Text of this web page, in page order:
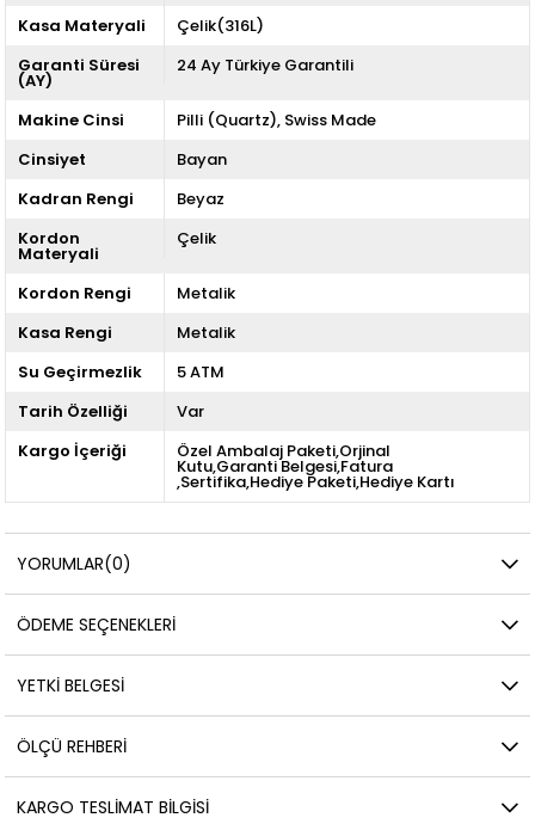
Kasa Materyali
Çelik(316L)
Garanti Süresi
(AY)
24 Ay Türkiye Garantili
Makine Cinsi Pilli (Quartz) Swiss Made
Cinsiyet
Bayan
Kadran Rengi
Beyaz
Kordon
Materyali
Çelik
Kordon Rengi
Metalik
Kasa Rengi
Metalik
Su Geçirmezlik
5 ATM
Tarih Özelliği
Var
Kargo İçeriği
Özel Ambalaj Paketi,Orjinal
Kutu,Garanti Belgesi,Fatura
,Sertifika,Hediye Paketi,Hediye Kartı
YORUMLAR(0)
ÖDEME SEÇENEKLERI
YETKİ BELGESİ
ÖLÇÜ REHBERI
KARGO TESLIMAT BILGISI